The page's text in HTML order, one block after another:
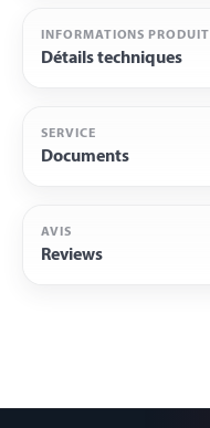
INFORMATIONS PRODUIT
Détails techniques
SERVICE
Documents
AVIS
Reviews